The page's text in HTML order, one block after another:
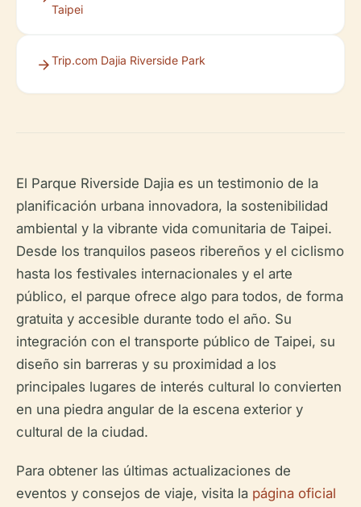
Taipei
Trip.com Dajia Riverside Park
El Parque Riverside Dajia es un testimonio de la
planificación urbana innovadora, la sostenibilidad
ambiental y la vibrante vida comunitaria de Taipei.
Desde los tranquilos paseos ribereños y el ciclismo
hasta los festivales internacionales y el arte
público, el parque ofrece algo para todos, de forma
gratuita y accesible durante todo el año. Su
integración con el transporte público de Taipei, su
diseño sin barreras y su proximidad a los
principales lugares de interés cultural lo convierten
en una piedra angular de la escena exterior y
cultural de la ciudad.
Para obtener las últimas actualizaciones de
eventos y consejos de viaje, visita la página oficial